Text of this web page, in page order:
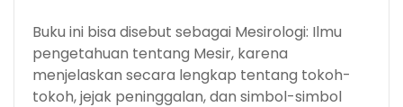
Buku ini bisa disebut sebagai Mesirologi: Ilmu
pengetahuan tentang Mesir, karena
menjelaskan secara lengkap tentang tokoh-
tokoh, jejak peninggalan, dan simbol-simbol